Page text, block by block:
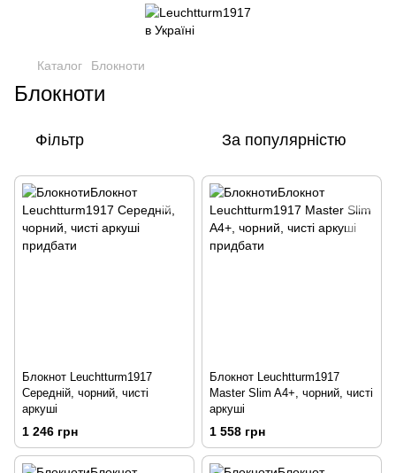
Каталог Блокноти
Блокноти
Фільтр За популярністю
Блокнот Leuchtturm1917
Середній, чорний, чисті
аркуші
1 246 грн
Блокнот Leuchtturm1917
Master Slim A4+, чорний, чисті
аркуші
1 558 грн